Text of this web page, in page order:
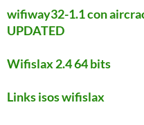
wifiway32-1.1 con
UPDATED
Wifislax 2.4 64 bits
Links isos wifislax